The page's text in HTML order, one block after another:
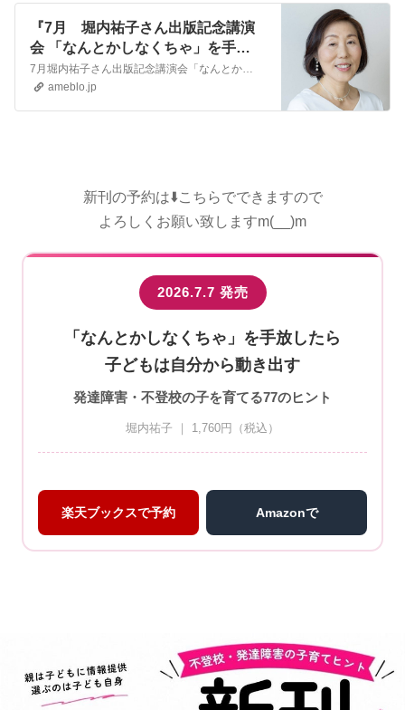
『7月 堀内祐子さん出版記念講演
会 「なんとかしなくちゃ」を手放
したら子どもは自分から動き出す』
7月堀内祐子さん出版記念講演会「なんとかしなくちゃ」を手放したら子どもは自分から動き出す～発達障害・不登校の子を育てる７７のヒント～ 子どもを変えようと頑…
ameblo.jp
新刊の予約は⬇️こちらでできますので
よろしくお願い致しますm(__)m
2026.7.7 発売
「なんとかしなくちゃ」を手放したら
子どもは自分から動き出す
発達障害・不登校の子を育てる77のヒント
堀内祐子 ｜ 1,760円（税込）
楽天ブックスで予約 Amazonで